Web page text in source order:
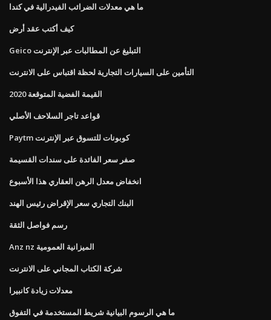
ما هي معدلات الضرائب الفيدرالية في كندا
كيف أكتب عقد أرض
Geico التبليغ عن المطالبات عبر الإنترنت
التأمين على السيارات التجارية لحظة اقتباس على الانترنت
القيمة الفضية المتوقعة 2020
قواعد تاجر السلاحف الأصلي
Paytm كوبونات للتسوق عبر الإنترنت
صفر سعر الفائدة على سندات القسيمة
انخفاض معدل الرهن العقاري هذا الأسبوع
البنك التجاري سعر الإقراض رئيس الهند
رسم فواصل الثقة
Anz nz الميزانية العمومية
شركة الكتاب المجاني على الانترنت
معدلات زيادة كانبيرا
ما هي الرسوم البيانية شريط المستخدمة في التفوق